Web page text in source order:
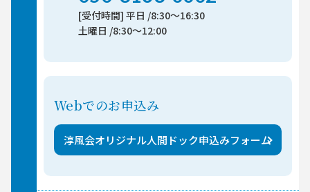
[受付時間] 平日 /8:30～16:30
土曜日 /8:30～12:00
Webでのお申込み
淳風会オリジナル人間ドック申込みフォーム